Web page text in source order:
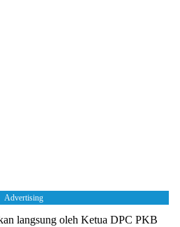
Advertising
langsung oleh Ketua DPC PKB